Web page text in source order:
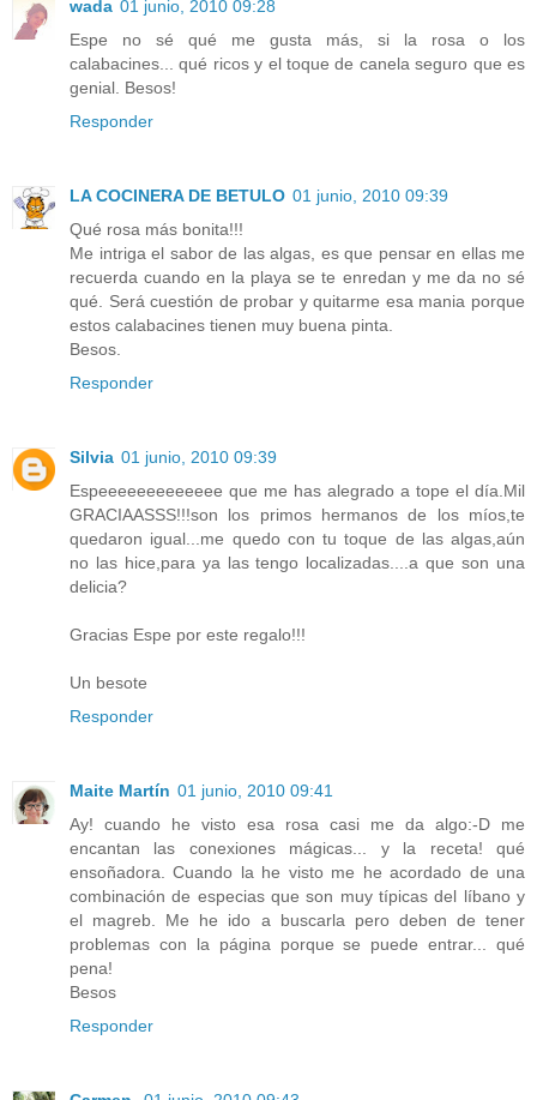
wada 01 junio, 2010 09:28
Espe no sé qué me gusta más, si la rosa o los
calabacines... qué ricos y el toque de canela seguro que es
genial. Besos!
Responder
LA COCINERA DE BETULO 01 junio, 2010 09:39
Qué rosa más bonita!!!
Me intriga el sabor de las algas, es que pensar en ellas me
recuerda cuando en la playa se te enredan y me da no sé
qué. Será cuestión de probar y quitarme esa mania porque
estos calabacines tienen muy buena pinta.
Besos.
Responder
Silvia 01 junio, 2010 09:39
Espeeeeeeeeeeeee que me has alegrado a tope el día.Mil
GRACIAASSS!!!son los primos hermanos de los míos,te
quedaron igual...me quedo con tu toque de las algas,aún
no las hice,para ya las tengo localizadas....a que son una
delicia?
Gracias Espe por este regalo!!!
Un besote
Responder
Maite Martín 01 junio, 2010 09:41
Ay! cuando he visto esa rosa casi me da algo:-D me
encantan las conexiones mágicas... y la receta! qué
ensoñadora. Cuando la he visto me he acordado de una
combinación de especias que son muy típicas del líbano y
el magreb. Me he ido a buscarla pero deben de tener
problemas con la página porque se puede entrar... qué
pena!
Besos
Responder